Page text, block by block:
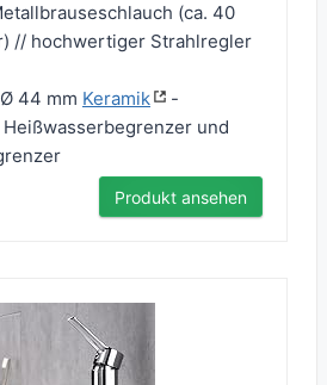
(ca. 40
// hochwertiger Strahlregler
44 mm Keramik
-
und
Produkt ansehen